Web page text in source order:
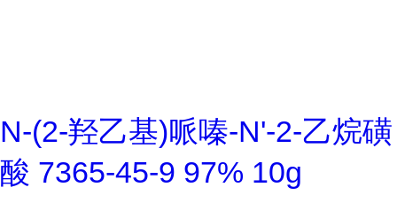
N-(2-羟乙基)哌嗪-N'-2-乙烷磺
酸 7365-45-9 97% 10g